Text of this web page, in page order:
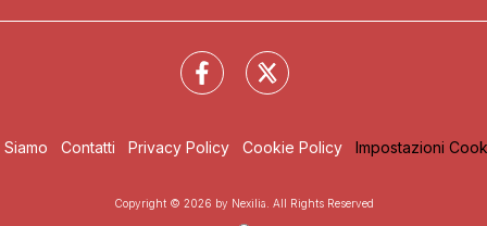
Siamo Contatti Privacy Policy Cookie Policy Impostazioni
Copyright © 2026 by Nexilia. All Rights Reserved